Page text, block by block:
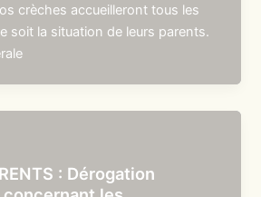
crèches accueilleront tous les
soit la situation de leurs parents.
: Dérogation